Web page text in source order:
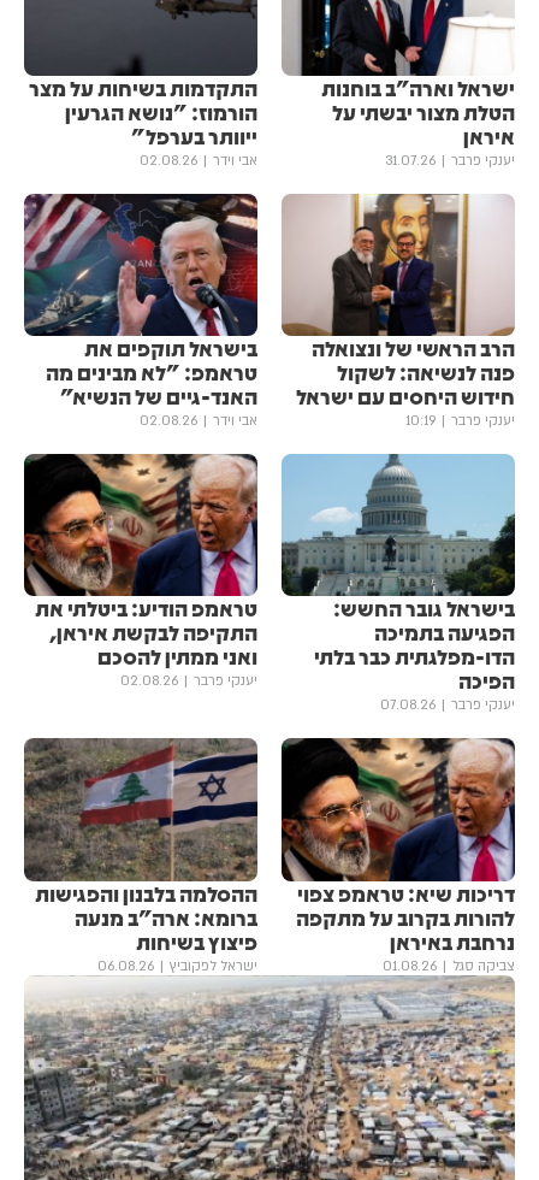
ישראל וארה"ב בוחנות
הטלת מצור יבשתי על
איראן
יענקי פרבר 31.07.26
התקדמות בשיחות על מצר
הורמוז: "נושא הגרעין
ייוותר בערפל"
אבי וידר 02.08.26
הרב הראשי של ונצואלה
פנה לנשיאה: לשקול
חידוש היחסים עם ישראל
יענקי פרבר 10:19
בישראל תוקפים את
טראמפ: "לא מבינים מה
האנד-גיים של הנשיא"
אבי וידר 02.08.26
בישראל גובר החשש:
הפגיעה בתמיכה
הדו-מפלגתית כבר בלתי
הפיכה
יענקי פרבר 07.08.26
טראמפ הודיע: ביטלתי את
התקיפה לבקשת איראן,
ואני ממתין להסכם
יענקי פרבר 02.08.26
דריכות שיא: טראמפ צפוי
להורות בקרוב על מתקפה
נרחבת באיראן
צביקה סגל 01.08.26
ההסלמה בלבנון והפגישות
ברומא: ארה"ב מנעה
פיצוץ בשיחות
ישראל לפקוביץ 06.08.26